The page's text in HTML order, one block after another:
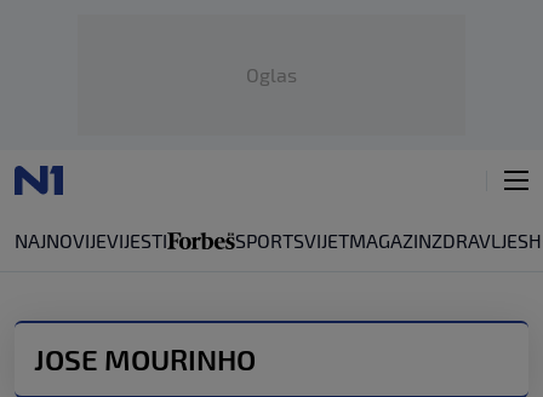
Oglas
NAJNOVIJEVIJESTI SPORTSVIJETMAGAZINZDRAVLJE
JOSE MOURINHO